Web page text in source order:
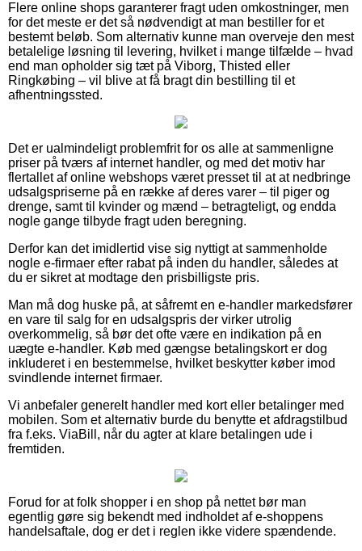
Flere online shops garanterer fragt uden omkostninger, men
for det meste er det så nødvendigt at man bestiller for et
bestemt beløb. Som alternativ kunne man overveje den mest
betalelige løsning til levering, hvilket i mange tilfælde – hvad
end man opholder sig tæt på Viborg, Thisted eller
Ringkøbing – vil blive at få bragt din bestilling til et
afhentningssted.
Det er ualmindeligt problemfrit for os alle at sammenligne
priser på tværs af internet handler, og med det motiv har
flertallet af online webshops været presset til at at nedbringe
udsalgspriserne på en række af deres varer – til piger og
drenge, samt til kvinder og mænd – betragteligt, og endda
nogle gange tilbyde fragt uden beregning.
Derfor kan det imidlertid vise sig nyttigt at sammenholde
nogle e-firmaer efter rabat på inden du handler, således at
du er sikret at modtage den prisbilligste pris.
Man må dog huske på, at såfremt en e-handler markedsfører
en vare til salg for en udsalgspris der virker utrolig
overkommelig, så bør det ofte være en indikation på en
uægte e-handler. Køb med gængse betalingskort er dog
inkluderet i en bestemmelse, hvilket beskytter køber imod
svindlende internet firmaer.
Vi anbefaler generelt handler med kort eller betalinger med
mobilen. Som et alternativ burde du benytte et afdragstilbud
fra f.eks. ViaBill, når du agter at klare betalingen ude i
fremtiden.
Forud for at folk shopper i en shop på nettet bør man
egentlig gøre sig bekendt med indholdet af e-shoppens
handelsaftale, dog er det i reglen ikke videre spændende.